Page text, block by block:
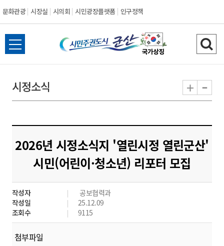
문화관광 시장실 시의회 시민광장플랫폼 인구정책
시
민
도
시
군
산
전
체
뉴
열
검
색
기
시정소식 + -
2026년 시정소식지 '열린시정 열린군산'
시민(어린이·청소년) 리포터 모집
작성자
공보협력과
작성일
25.12.09
조회수
9115
첨부파일